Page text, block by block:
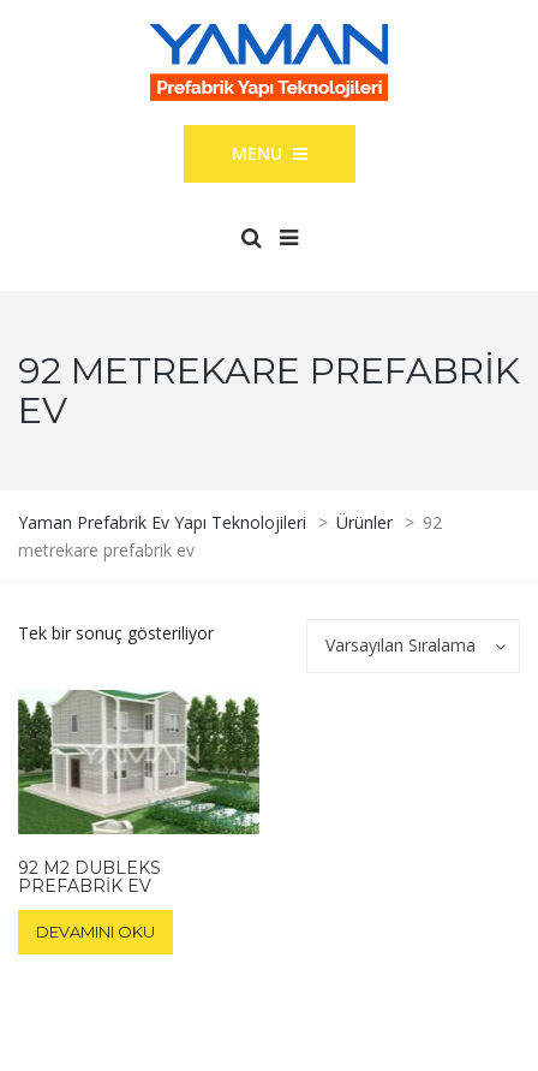
MENU
92 METREKARE PREFABRIK
EV
Yaman Prefabrik Ev Yapı Teknolojileri > Ürünler > 92
metrekare prefabrik ev
Tek bir sonuç gösteriliyor
Varsayılan Sıralama
92 M2 DUBLEKS
PREFABRIK EV
DEVAMINI OKU